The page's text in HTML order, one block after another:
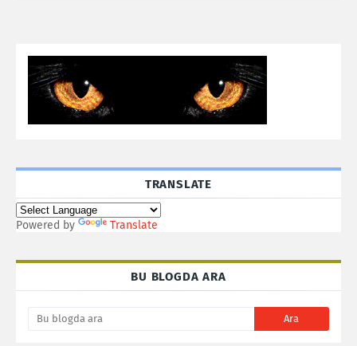
TRANSLATE
Powered by Translate
BU BLOGDA ARA